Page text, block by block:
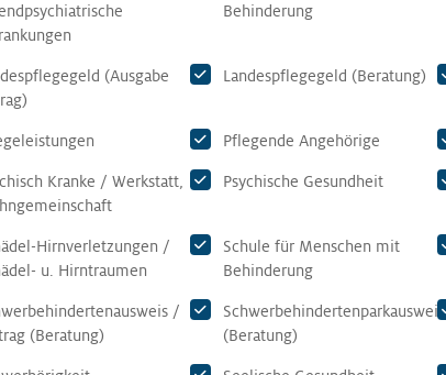
Behinderung
(Ausgabe
Landespflegegeld (Beratung)
Pflegende Angehörige
Kranke / Werkstatt,
Psychische Gesundheit
Hirnverletzungen /
u. Hirntraumen
Schule für Menschen mit
Behinderung
/
(Beratung)
Schwerbehindertenparkausweis
(Beratung)